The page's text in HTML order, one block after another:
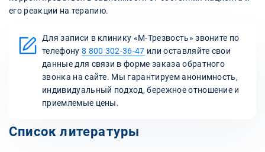
его реакции на терапию.
Для записи в клинику «М-Трезвость» звоните по
телефону 8 800 302-36-47 или оставляйте свои
данные для связи в форме заказа обратного
звонка на сайте. Мы гарантируем анонимность,
индивидуальный подход, бережное отношение и
приемлемые цены.
Список литературы